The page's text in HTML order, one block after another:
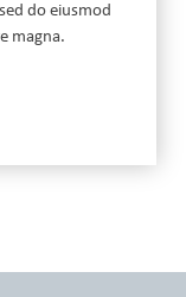
do eiusmod
magna.